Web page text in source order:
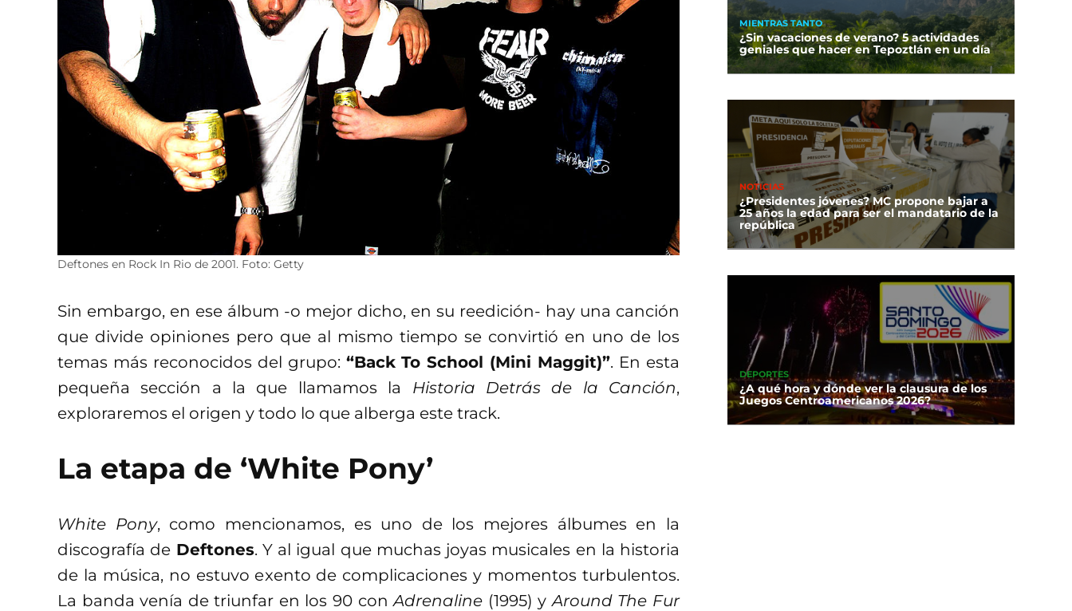
Deftones en Rock In Rio de 2001. Foto: Getty
Sin embargo, en ese álbum -o mejor dicho, en su reedición- hay una canción
que divide opiniones pero que al mismo tiempo se convirtió en uno de los
temas más reconocidos del grupo: “Back To School (Mini Maggit)”. En esta
pequeña sección a la que llamamos la Historia Detrás de la Canción,
exploraremos el origen y todo lo que alberga este track.
La etapa de ‘White Pony’
White Pony, como mencionamos, es uno de los mejores álbumes en la
discografía de Deftones. Y al igual que muchas joyas musicales en la historia
de la música, no estuvo exento de complicaciones y momentos turbulentos.
La banda venía de triunfar en los 90 conAdrenaline (1995) y Around The Fur
MIENTRAS TANTO
¿Sin vacaciones de verano? 5 actividades
geniales que hacer en Tepoztlán en un día
NOTICIAS
¿Presidentes jóvenes? MC propone bajar a
25 años la edad para ser el mandatario de la
república
DEPORTES
¿A qué hora y dónde ver la clausura de los
Juegos Centroamericanos 2026?